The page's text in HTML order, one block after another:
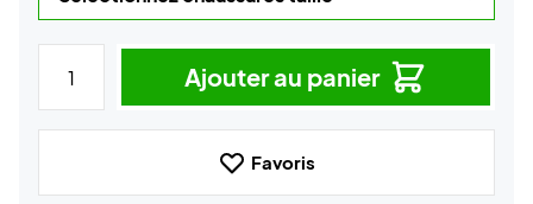
Ajouter au panier
Favoris